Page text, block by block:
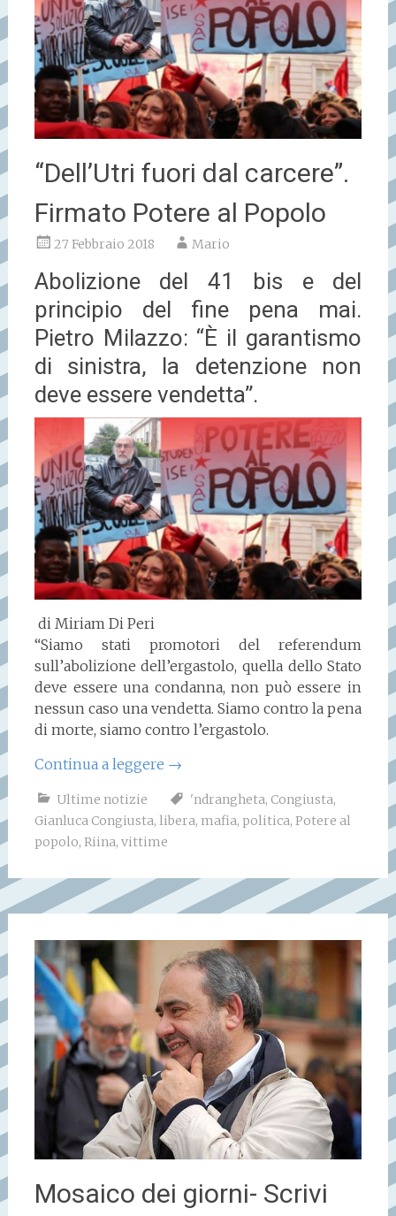
“Dell’Utri fuori dal carcere”.
Firmato Potere al Popolo
27 Febbraio 2018 Mario
Abolizione del 41 bis e del
principio del fine pena mai.
Pietro Milazzo: “È il garantismo
di sinistra, la detenzione non
deve essere vendetta”.
di Miriam Di Peri
“Siamo stati promotori del referendum
sull’abolizione dell’ergastolo, quella dello Stato
deve essere una condanna, non può essere in
nessun caso una vendetta. Siamo contro la pena
di morte, siamo contro l’ergastolo.
Continua a leggere →
Ultime notizie 'ndrangheta, Congiusta,
Gianluca Congiusta, libera, mafia, politica, Potere al
popolo, Riina, vittime
Mosaico dei giorni- Scrivi